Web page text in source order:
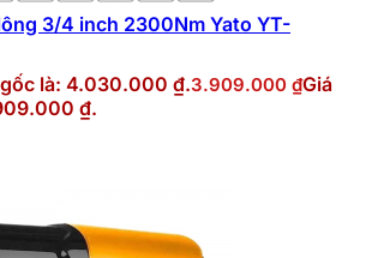
3/4 inch 2300Nm Yato YT-
là: 4.030.000 ₫.3.909.000 ₫Giá
₫.